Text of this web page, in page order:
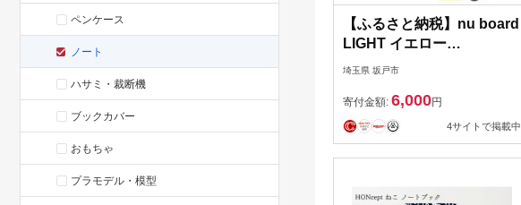
ペンケース
ノート
ハサミ・裁断機
ブックカバー
おもちゃ
プラモデル・模型
【ふるさと納税】nu board
LIGHT イエロー
【1643238】
埼玉県 坂戸市
寄付金額: 6,000円
4サイトで掲載中